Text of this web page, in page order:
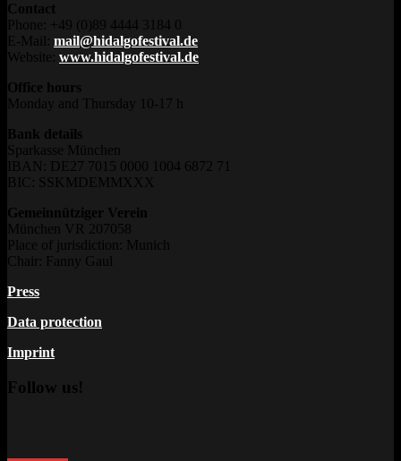
Contact
Phone: +49 (0)89 4444 3184 0
E-Mail: mail@hidalgofestival.de
Website: www.hidalgofestival.de
Office hours
Monday and Thursday 10-17 h
Bank details
Sparkasse München
IBAN: DE27 7015 0000 1004 6872 71
BIC: SSKMDEMMXXX
Gemeinnütziger Verein
München VR 207058
Place of jurisdiction: Munich
Chair: Fanny Gaul
Press
Data protection
Imprint
Follow us!